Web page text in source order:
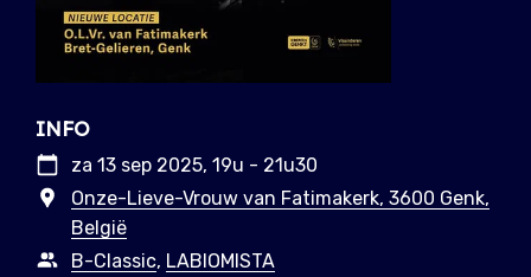
INFO
za 13 sep 2025, 19u - 21u30
Onze-Lieve-Vrouw van Fatimakerk, 3600 Genk,
België
B-Classic, LABIOMISTA